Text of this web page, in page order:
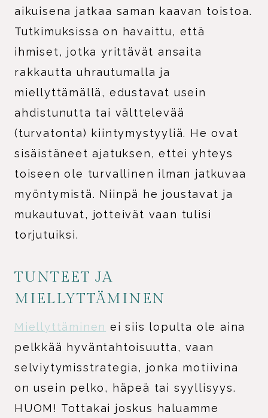
aikuisena jatkaa saman kaavan toistoa.
Tutkimuksissa on havaittu, että
ihmiset, jotka yrittävät ansaita
rakkautta uhrautumalla ja
miellyttämällä, edustavat usein
ahdistunutta tai välttelevää
(turvatonta) kiintymystyyliä. He ovat
sisäistäneet ajatuksen, ettei yhteys
toiseen ole turvallinen ilman jatkuvaa
myöntymistä. Niinpä he joustavat ja
mukautuvat, jotteivät vaan tulisi
torjutuiksi.
TUNTEET JA
MIELLYTTÄMINEN
Miellyttäminen ei siis lopulta ole aina
pelkkää hyväntahtoisuutta, vaan
selviytymisstrategia, jonka motiivina
on usein pelko, häpeä tai syyllisyys.
HUOM! Tottakai joskus haluamme